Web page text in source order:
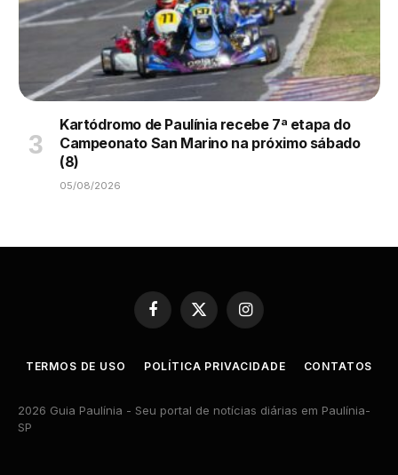
Kartódromo de Paulínia recebe 7ª etapa do
Campeonato San Marino na próximo sábado
(8)
05/08/2026
Facebook
X
Instagram
TERMOS DE USO POLÍTICA PRIVACIDADE CONTATOS
2026 Guia Paulínia - Seu portal de notícias diárias em Paulínia-
SP